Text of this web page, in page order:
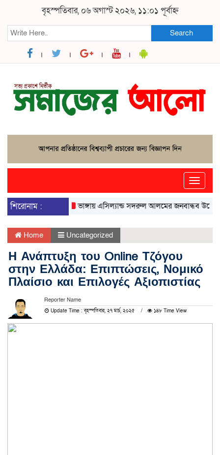
বৃহস্পতিবার, ০৬ অগাস্ট ২০২৬, ১১:০১ পূর্বাহ্ন
Search
Toggle
শিরোনাম :
ভাঙ্গায় এসিল্যান্ড সদরুল আলমের জনবান্ধব উদ্যোগে
Home Uncategorized
Η Ανάπτυξη του Online Τζόγου
στην Ελλάδα: Επιπτώσεις, Νομικό
Πλαίσιο και Επιλογές Αξιοπιστίας
Reporter Name
Update Time : বৃহস্পতিবার, ২৭ মার্চ, ২০২৫ ১৪৮ Time View